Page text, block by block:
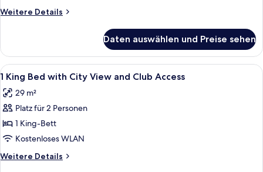
Weitere Details
Weitere
Zimmer,
2 Einzelbetten
Daten auswählen und Preise sehen
Alle
Fotos
für
1
King
Bed
with
City
Ein Hotelzimmer mit einem großen
10
1 King Bed with City View and Club Access
29 m²
Platz für 2 Personen
1 King-Bett
Kostenloses WLAN
Weitere Details
Weitere